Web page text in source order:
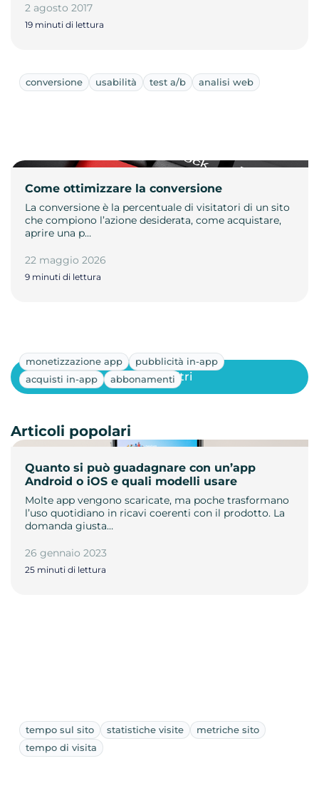
2 agosto 2017
19 minuti di lettura
conversione usabilità test a/b analisi web
Come ottimizzare la conversione
La conversione è la percentuale di visitatori di un sito
che compiono l’azione desiderata, come acquistare,
aprire una p…
22 maggio 2026
9 minuti di lettura
monetizzazione app
pubblicità in-app
acquisti in-app
abbonamenti
Quanto si può guadagnare con un’app
Android o iOS e quali modelli usare
Molte app vengono scaricate, ma poche trasformano
l’uso quotidiano in ricavi coerenti con il prodotto. La
domanda giusta…
26 gennaio 2023
25 minuti di lettura
Mostra altri
Articoli popolari
tempo sul sito statistiche visite
metriche sito
tempo di visita